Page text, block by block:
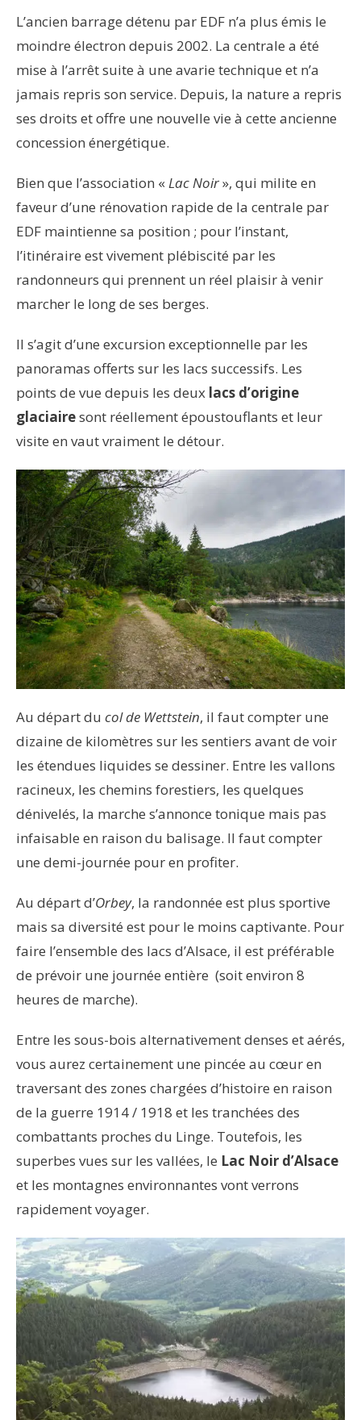
L’ancien barrage détenu par EDF n’a plus émis le
moindre électron depuis 2002. La centrale a été
mise à l’arrêt suite à une avarie technique et n’a
jamais repris son service. Depuis, la nature a repris
ses droits et offre une nouvelle vie à cette ancienne
concession énergétique.
Bien que l’association « Lac Noir», qui milite en
faveur d’une rénovation rapide de la centrale par
EDF maintienne sa position ; pour l’instant,
l’itinéraire est vivement plébiscité par les
randonneurs qui prennent un réel plaisir à venir
marcher le long de ses berges.
Il s’agit d’une excursion exceptionnelle par les
panoramas offerts sur les lacs successifs. Les
points de vue depuis les deux lacs d’origine
glaciairesont réellement époustouflants et leur
visite en vaut vraiment le détour.
Au départ du col de Wettstein, il faut compter une
dizaine de kilomètres sur les sentiers avant de voir
les étendues liquides se dessiner. Entre les vallons
racineux, les chemins forestiers, les quelques
dénivelés, la marche s’annonce tonique mais pas
infaisable en raison du balisage. Il faut compter
une demi-journée pour en profiter.
Au départ d’Orbey, la randonnée est plus sportive
mais sa diversité est pour le moins captivante. Pour
faire l’ensemble des lacs d’Alsace, il est préférable
de prévoir une journée entière (soit environ 8
heures de marche).
Entre les sous-bois alternativement denses et aérés,
vous aurez certainement une pincée au cœur en
traversant des zones chargées d’histoire en raison
de la guerre 1914 / 1918 et les tranchées des
combattants proches du Linge. Toutefois, les
superbes vues sur les vallées, le Lac Noir d’Alsace
et les montagnes environnantes vont verrons
rapidement voyager.